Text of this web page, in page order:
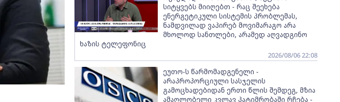
სიტყვებს მიიღებთ - რაც შეეხება
ენერგეტიკული სისტემის პრობლემას,
ნამდვილად ვაპირებ მოვიმარაგო არა
მხოლოდ სანთლები, არამედ აღვადგინო
ხაზის ტელეფონიც
2026/08/06 22:08
ეუთო-ს წარმომადგენელი -
არაპროპორციული სასჯელის
გამოცხადებიდან ერთი წლის შემდეგ, მზია
ამაღლობელი კვლავ პატიმრობაში რჩება -